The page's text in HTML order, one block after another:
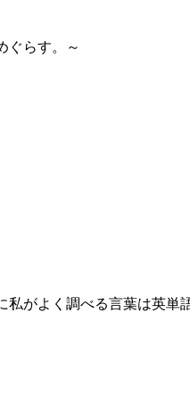
ぐらす。～
がよく調べる言葉は英単